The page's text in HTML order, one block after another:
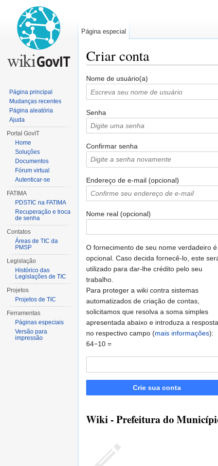
Criar conta
Nome de usuário(a)
Senha
Confirmar senha
Endereço de e-mail (opcional)
Nome real (opcional)
O fornecimento de seu nome verdadeiro é
opcional. Caso decida fornecê-lo, este
utilizado para dar-lhe crédito pelo seu
trabalho.
Para proteger a wiki contra sistemas
automatizados de criação de contas,
solicitamos que resolva a soma simples
apresentada abaixo e introduza a resposta
no respectivo campo (mais informações):
64−10 =
Crie sua conta
Wiki - Prefeitura do
Página especial
Página principal
Mudanças recentes
Página aleatória
Ajuda
Portal GovIT
Home
Soluções
Documentos
Fórum virtual
Autenticar-se
FATIMA
PDSTIC na FATIMA
Recuperação e troca
de senha
Contatos
Áreas de TIC da
PMSP
Legislação
Histórico das
Legislações de TIC
Projetos
Projetos de TIC
Ferramentas
Páginas especiais
Versão para
impressão